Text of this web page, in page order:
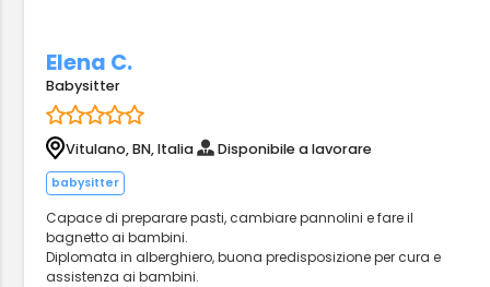
Elena C.
Babysitter
Vitulano, BN, Italia Disponibile a lavorare
babysitter
Capace di preparare pasti, cambiare pannolini e fare il
bagnetto ai bambini.
Diplomata in alberghiero, buona predisposizione per cura e
assistenza ai bambini.